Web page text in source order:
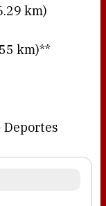
km)
km)**
Deportes